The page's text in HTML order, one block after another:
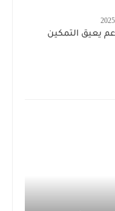
يعيق التمكين